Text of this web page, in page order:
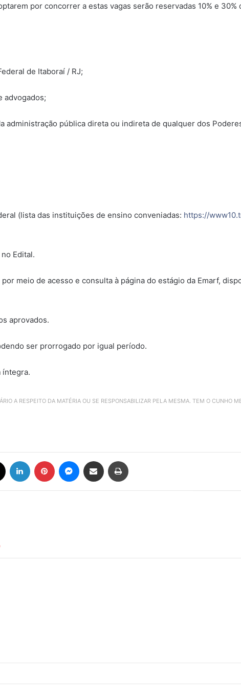
por concorrer a estas vagas serão reservadas 10% e 30%
de Itaboraí / RJ;
advogados;
pública direta ou indireta de qualquer dos
(lista das instituições de ensino conveniadas: https://
Edital.
meio de acesso e consulta à página do estágio da Emarf,
aprovados.
ser prorrogado por igual período.
íntegra.
A RESPEITO DA MATÉRIA OU SE RESPONSABILIZAR PELA MESMA. TEM O CUNHO